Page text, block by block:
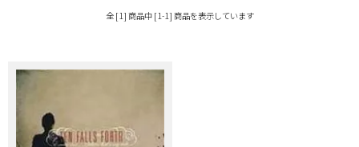
全 [1] 商品中 [1-1] 商品を表示しています